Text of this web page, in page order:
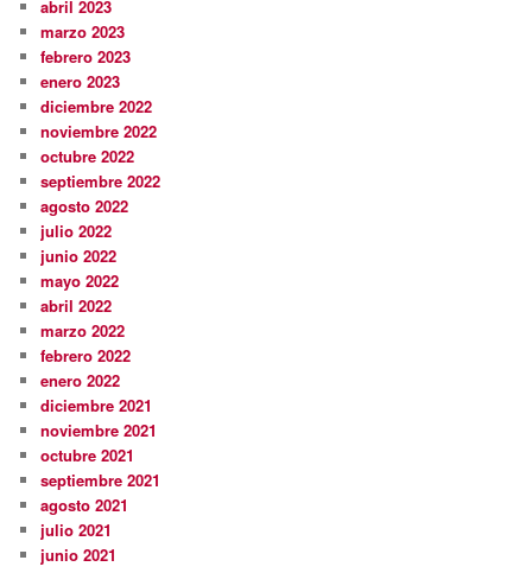
abril 2023
marzo 2023
febrero 2023
enero 2023
diciembre 2022
noviembre 2022
octubre 2022
septiembre 2022
agosto 2022
julio 2022
junio 2022
mayo 2022
abril 2022
marzo 2022
febrero 2022
enero 2022
diciembre 2021
noviembre 2021
octubre 2021
septiembre 2021
agosto 2021
julio 2021
junio 2021